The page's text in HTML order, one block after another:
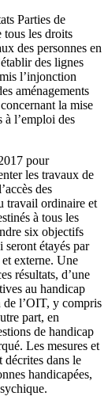
Parties de
tous les droits
des personnes en
des lignes
l’injonction
aménagements
la mise
à l’emploi des
pour
les travaux de
des
travail ordinaire et
à tous les
six objectifs
seront étayés par
externe. Une
résultats, d’une
au handicap
de l’OIT, y compris
part, en
de handicap
Les mesures et
décrites dans le
handicapées,